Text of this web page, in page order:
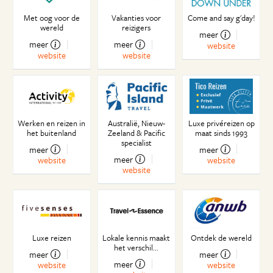
Oom Donald
Watermensen
Lekker op de blote voetjes
Tongariro National Park
Leerrecht of leerplicht
Geen bal op de tv
Stairway to heaven
In het paradijs moet ook gewerkt worden
Voorpagina nieuws
Puur op intuïtie!
Wakker worden in the middle of nowhere
Stapels pannenkoeken aan de westkust
Tot in Tonga en weer terug
Vervloekte flyers in Tongariro National Park
Vakantie in eigen land
Het boerderijleven van een insectenhater
Met oog voor de
wereld
meer
website
Vakanties voor
reizigers
meer
website
Come and say g'day!
meer
website
Werken en reizen in
het buitenland
meer
website
Australië, Nieuw-
Zeeland & Pacific
specialist
meer
website
Luxe privéreizen op
maat sinds 1993
meer
website
Luxe reizen
meer
website
Lokale kennis maakt
het verschil...
meer
Ontdek de wereld
meer
website